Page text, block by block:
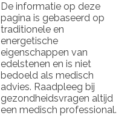
De informatie op deze
pagina is gebaseerd op
traditionele en
energetische
eigenschappen van
edelstenen en is niet
bedoeld als medisch
advies. Raadpleeg bij
gezondheidsvragen altijd
een medisch professional.